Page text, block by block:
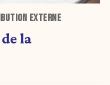
EXTERNE
la